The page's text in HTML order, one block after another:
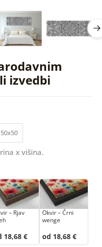
izvedbi
x višina.
– Rjav
18,68 €
Okvir – Črni
wenge
od 18,68 €